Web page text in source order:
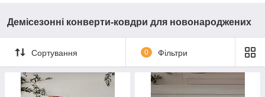
Демісезонні конверти-ковдри для новонароджених
Сортування 0 Фільтри